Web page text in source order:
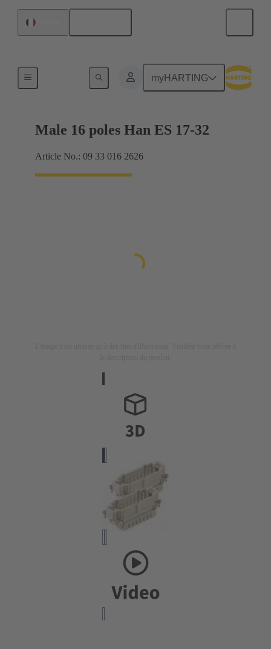
myHARTING
Intensités jusqu'à 16 A
Male 16 poles Han ES 17-32
Article No.: 09 33 016 2626